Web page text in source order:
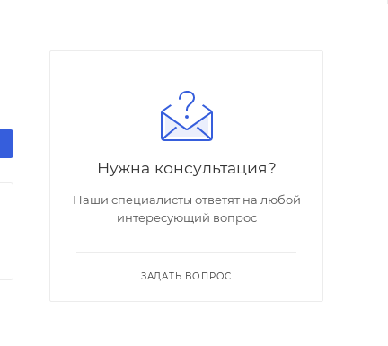
Нужна консультация?
Наши специалисты ответят на любой
интересующий вопрос
ЗАДАТЬ ВОПРОС